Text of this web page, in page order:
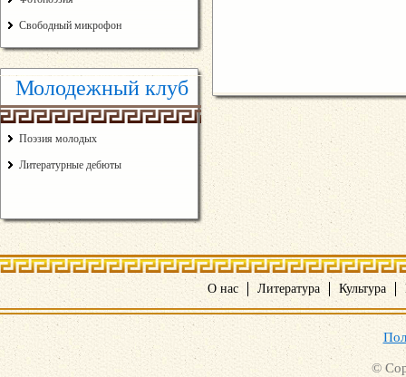
Свободный микрофон
Молодежный клуб
Поэзия молодых
Литературные дебюты
О нас Литература Культура
©